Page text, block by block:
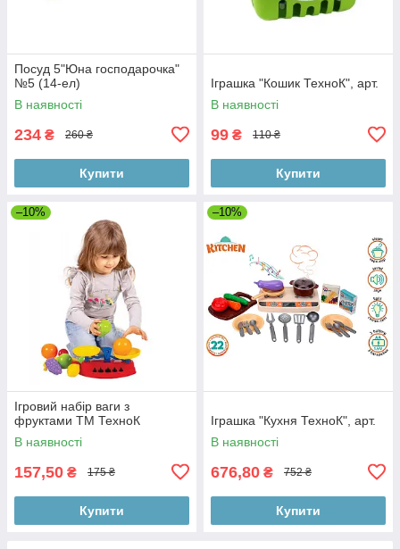
Посуд 5"Юна господарочка"
№5 (14-ел)
В наявності
234 ₴ 260 ₴
Купити
Іграшка "Кошик ТехноК", арт.
В наявності
99 ₴ 110 ₴
Купити
–10%
Ігровий набір ваги з
фруктами ТМ ТехноК
В наявності
157,50 ₴ 175 ₴
Купити
–10%
Іграшка "Кухня ТехноК", арт.
В наявності
676,80 ₴ 752 ₴
Купити